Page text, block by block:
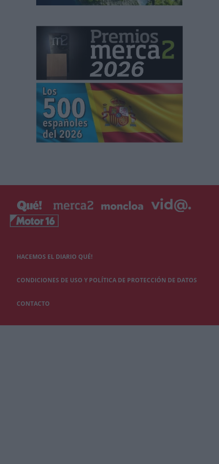
HACEMOS EL DIARIO QUÉ!
CONDICIONES DE USO Y POLÍTICA DE PROTECCIÓN DE DATOS
CONTACTO